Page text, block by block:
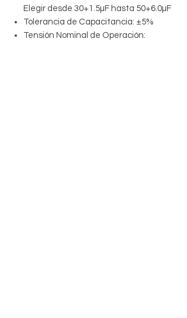
Elegir desde 30+1.5µF hasta 50+6.0µF
Tolerancia de Capacitancia: ±5%
Tensión Nominal de Operación: